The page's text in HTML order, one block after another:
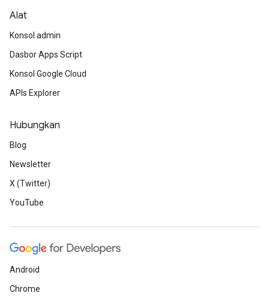
Alat
Konsol admin
Dasbor Apps Script
Konsol Google Cloud
APIs Explorer
Hubungkan
Blog
Newsletter
X (Twitter)
YouTube
Android
Chrome